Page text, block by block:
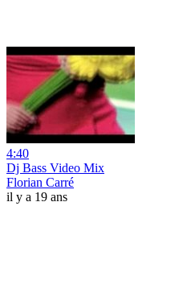
4:40
Dj Bass Video Mix
Florian Carré
il y a 19 ans